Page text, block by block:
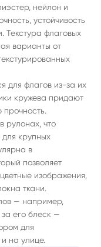
нейлон и
устойчивость
Текстура флаговых
варианты от
для флагов из-за их
кружева придают
рулонах, что
крупных
в
позволяет
изображения,
ткани.
— например,
его блеск —
для
на улице.